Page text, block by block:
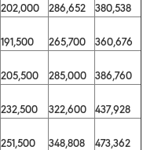
202,000 286,652
380,538
191,500 265,700
360,676
205,500 285,000
386,760
232,500 322,600
437,928
251,500 348,808
473,362